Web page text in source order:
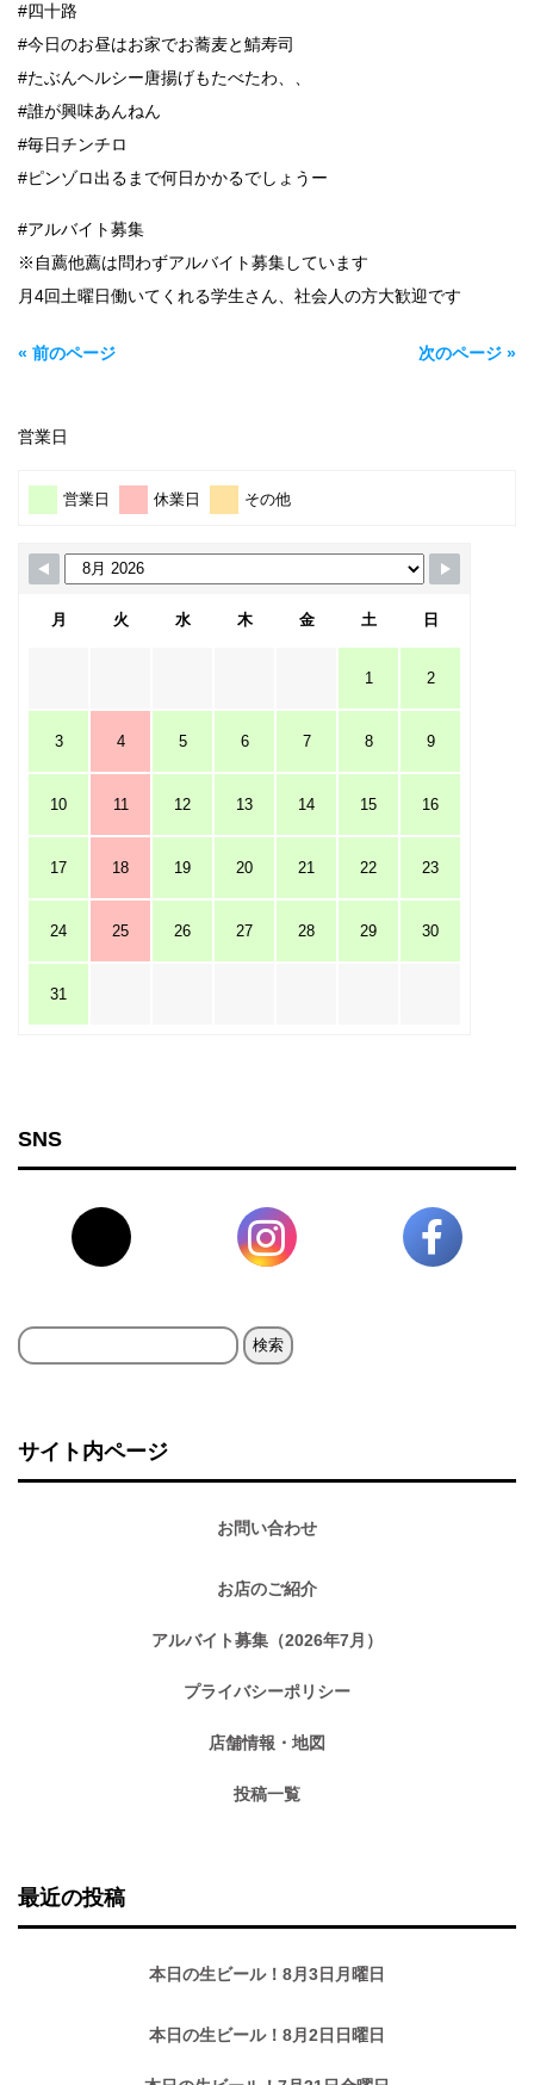
#四十路
#今日のお昼はお家でお蕎麦と鯖寿司
#たぶんヘルシー唐揚げもたべたわ、、
#誰が興味あんねん
#毎日チンチロ
#ピンゾロ出るまで何日かかるでしょうー
#アルバイト募集
※自薦他薦は問わずアルバイト募集しています
月4回土曜日働いてくれる学生さん、社会人の方大歓迎です
« 前のページ 次のページ »
営業日
営業日 休業日 その他
月 火 水 木 金 土 日
1 2
3 4 5 6 7 8 9
10 11 12 13 14 15 16
17 18 19 20 21 22 23
24 25 26 27 28 29 30
31
SNS
検
サイト内ページ
お問い合わせ
お店のご紹介
アルバイト募集（2026年7月）
プライバシーポリシー
店舗情報・地図
投稿一覧
最近の投稿
本日の生ビール！8月3日月曜日
本日の生ビール！8月2日日曜日